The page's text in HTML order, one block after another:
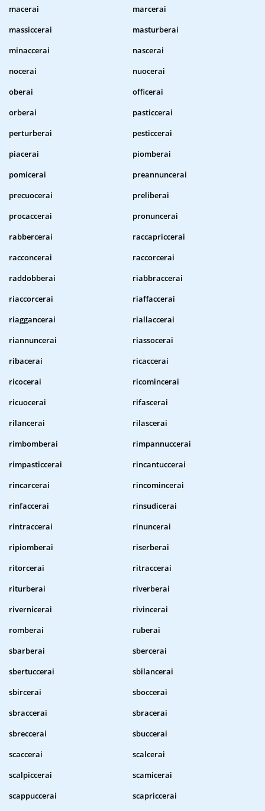
macerai
marcerai
massiccerai
masturberai
minaccerai
nascerai
nocerai
nuocerai
oberai
officerai
orberai
pasticcerai
perturberai
pesticcerai
piacerai
piomberai
pomicerai
preannuncerai
precuocerai
preliberai
procaccerai
pronuncerai
rabbercerai
raccapriccerai
racconcerai
raccorcerai
raddobberai
riabbraccerai
riaccorcerai
riaffaccerai
riaggancerai
riallaccerai
riannuncerai
riassocerai
ribacerai
ricaccerai
ricocerai
ricomincerai
ricuocerai
rifascerai
rilancerai
rilascerai
rimbomberai
rimpannuccerai
rimpasticcerai
rincantuccerai
rincarcerai
rincomincerai
rinfaccerai
rinsudicerai
rintraccerai
rinuncerai
ripiomberai
riserberai
ritorcerai
ritraccerai
riturberai
riverberai
rivernicerai
rivincerai
romberai
ruberai
sbarberai
sbercerai
sbertuccerai
sbilancerai
sbircerai
sboccerai
sbraccerai
sbracerai
sbreccerai
sbuccerai
scaccerai
scalcerai
scalpiccerai
scamicerai
scappuccerai
scapriccerai